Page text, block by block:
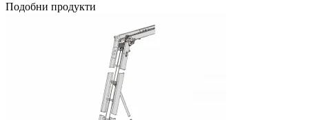
Подобни продукти